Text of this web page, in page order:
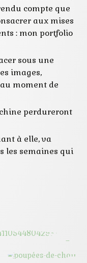
compte que
aux mises
: mon portfolio
sous une
images,
moment de
perdureront
à elle, va
les semaines qui